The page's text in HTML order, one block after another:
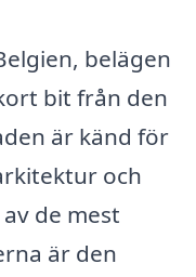
belägen
bit från den
är känd för
och
de mest
är den